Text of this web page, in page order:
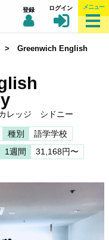
登録 ログイン メニュー
Greenwich English
レッジ シドニー
種別
語学学校
1週間
31,168円〜